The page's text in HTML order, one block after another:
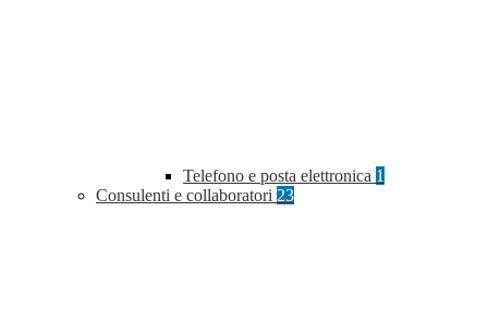
Telefono e posta elettronica 1
Consulenti e collaboratori 23